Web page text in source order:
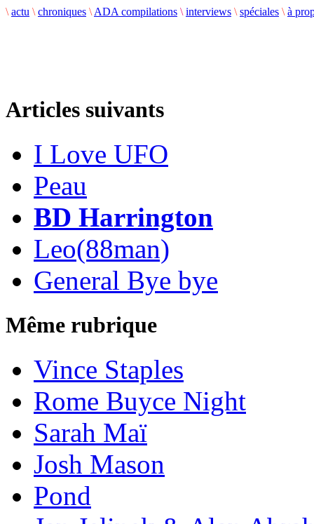
\ actu \ chroniques \ ADA compilations \ interviews \ spéciales \ à
Articles suivants
I Love UFO
Peau
BD Harrington
Leo(88man)
General Bye bye
Même rubrique
Vince Staples
Rome Buyce Night
Sarah Maï
Josh Mason
Pond